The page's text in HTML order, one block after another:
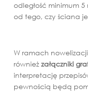
odległość minimum
od tego, czy ściana
W ramach
również załączniki
interpretację
pewnością będą